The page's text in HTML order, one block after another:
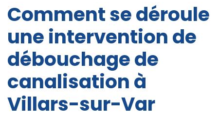
Comment se déroule
une intervention de
débouchage de
canalisation à
Villars-sur-Var